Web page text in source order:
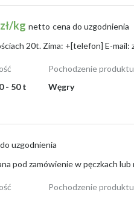
kg netto cena do uzgodnienia
- 50 t
Pochodzenie produktu
Węgry
uzgodnienia
Pochodzenie produktu